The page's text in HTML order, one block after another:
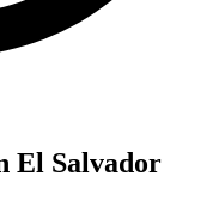
El Salvador